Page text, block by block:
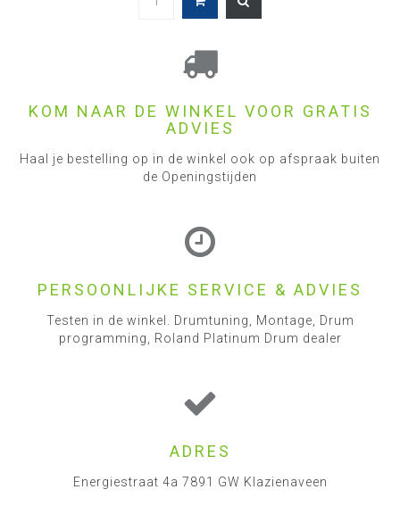
KOM NAAR DE WINKEL VOOR GRATIS
ADVIES
Haal je bestelling op in de winkel ook op afspraak buiten
de Openingstijden
PERSOONLIJKE SERVICE & ADVIES
Testen in de winkel. Drumtuning, Montage, Drum
programming, Roland Platinum Drum dealer
ADRES
Energiestraat 4a 7891 GW Klazienaveen